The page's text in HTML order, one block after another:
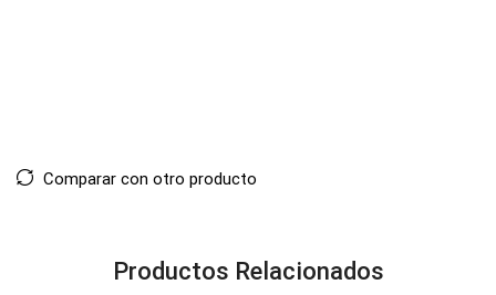
Comparar con otro producto
Productos Relacionados